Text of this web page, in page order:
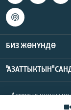
БИЗ ЖӨНҮНДӨ
"АЗАТТЫКТЫН"
Азаттык